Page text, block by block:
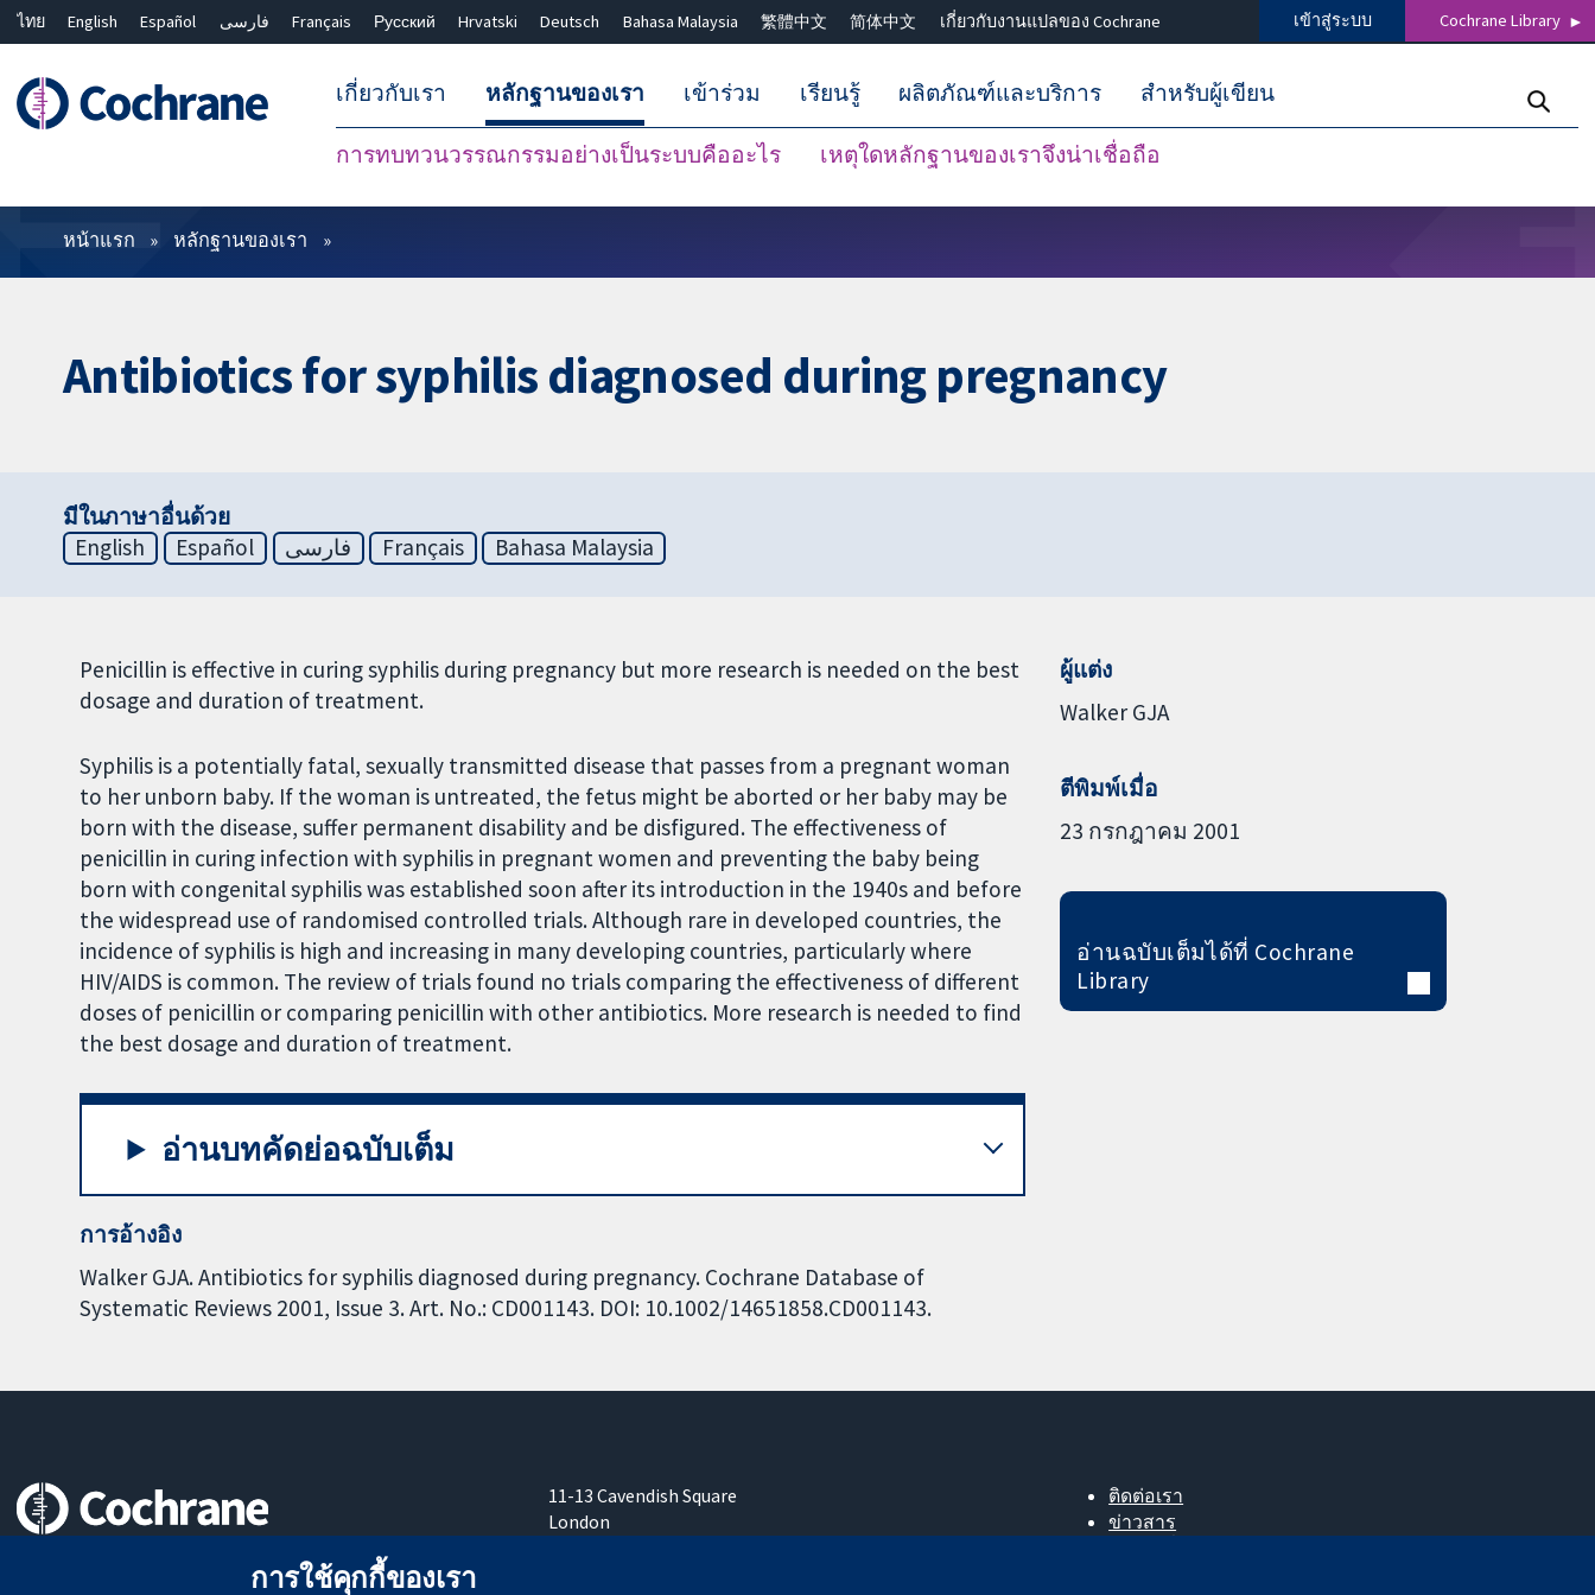
ไทย English Español فارسی Français Русский Hrvatski Deutsch Bahasa Malaysia 繁體中文 简体中文 เกี่ยวกับงานแปลของ Cochrane เข้าสู่ระบบ Cochrane Library
เกี่ยวกับเรา หลักฐานของเรา
การทบทวนวรรณกรรมอย่างเป็นระบบคืออะไร เหตุใดหลักฐานของเราจึงน่าเชื่อถือ
เข้าร่วม เรียนรู้ ผลิตภัณฑ์และบริการ สำหรับผู้เขียน
ตัวกรอง
หน้าแรก หลักฐานของเรา
Antibiotics for syphilis diagnosed during pregnancy
มีในภาษาอื่นด้วย
English
Español فارسی Français Bahasa Malaysia
Penicillin is effective in curing syphilis during pregnancy but more research is needed on the best
dosage and duration of treatment.
Syphilis is a potentially fatal, sexually transmitted disease that passes from a pregnant woman
to her unborn baby. If the woman is untreated, the fetus might be aborted or her baby may be
born with the disease, suffer permanent disability and be disfigured. The effectiveness of
penicillin in curing infection with syphilis in pregnant women and preventing the baby being
born with congenital syphilis was established soon after its introduction in the 1940s and before
the widespread use of randomised controlled trials. Although rare in developed countries, the
incidence of syphilis is high and increasing in many developing countries, particularly where
HIV/AIDS is common. The review of trials found no trials comparing the effectiveness of different
doses of penicillin or comparing penicillin with other antibiotics. More research is needed to find
the best dosage and duration of treatment.
อ่านบทคัดย่อฉบับเต็ม
การอ้างอิง
Walker GJA. Antibiotics for syphilis diagnosed during pregnancy. Cochrane Database of
Systematic Reviews 2001, Issue 3. Art. No.: CD001143. DOI: 10.1002/14651858.CD001143.
ผู้แต่ง
Walker GJA
ตีพิมพ์เมื่อ
23 กรกฎาคม 2001
อ่านฉบับเต็มได้ที่ Cochrane
Library
11-13 Cavendish Square
London
ติดต่อเรา
ข่าวสาร
การใช้คุกกี้ของเรา